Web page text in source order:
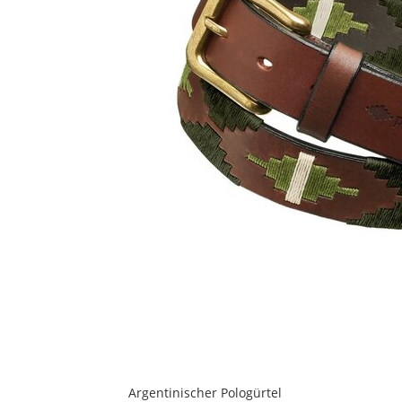
Argentinischer Pologürtel